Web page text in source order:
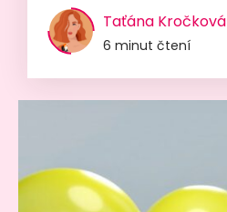
Taťána Kročková
6 minut čtení